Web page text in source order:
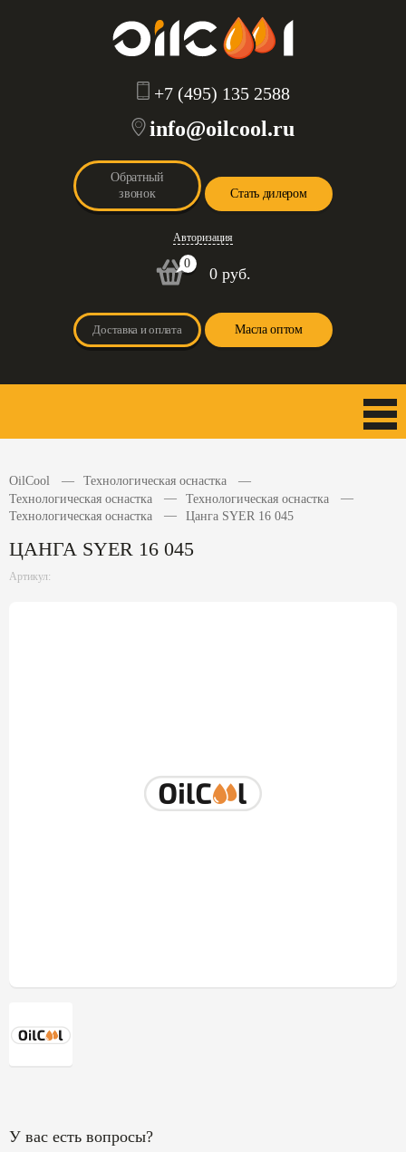
+7 (495) 135 2588
info@oilcool.ru
Обратный
звонок
Стать дилером
Авторизация
0
0 руб.
Доставка и оплата Масла оптом
OilCool
Технологическая оснастка
Технологическая оснастка
Технологическая оснастка
Технологическая оснастка
Цанга SYER 16 045
ЦАНГА SYER 16 045
Артикул:
У вас есть вопросы?